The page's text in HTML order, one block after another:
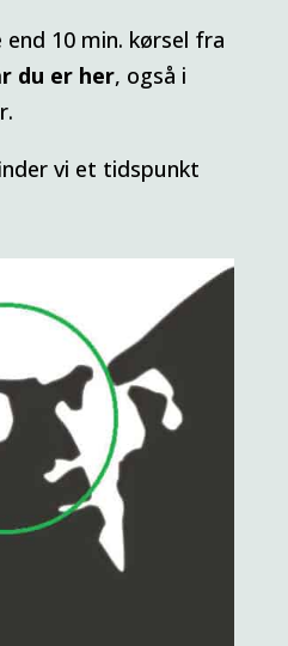
10 min. kørsel fra
du er her, også i
vi et tidspunkt